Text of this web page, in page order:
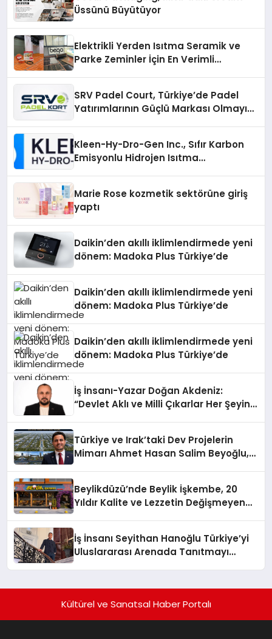
Üssünü Büyütüyor
Elektrikli Yerden Isıtma Seramik ve
Parke Zeminler İçin En Verimli
SRV Padel Court, Türkiye’de Padel
Yatırımlarının Güçlü Markası Olmayı
Kleen-Hy-Dro-Gen Inc., Sıfır Karbon
Emisyonlu Hidrojen Isıtma
Marie Rose kozmetik sektörüne giriş
yaptı
Daikin’den akıllı iklimlendirmede yeni
dönem: Madoka Plus Türkiye’de
Daikin’den akıllı iklimlendirmede yeni
dönem: Madoka Plus Türkiye’de
Daikin’den akıllı iklimlendirmede yeni
dönem: Madoka Plus Türkiye’de
İş İnsanı-Yazar Doğan Akdeniz:
“Devlet Aklı ve Milli Çıkarlar Her Şeyin
Türkiye ve Irak’taki Dev Projelerin
Mimarı Ahmet Hasan Salim Beyoğlu,
Hayata Geçirecek
Beylikdüzü’nde Beylik İşkembe, 20
Yıldır Kalite ve Lezzetin Değişmeyen
İş İnsanı Seyithan Hanoğlu Türkiye’yi
Uluslararası Arenada Tanıtmayı
Kültürel ve Sanatsal Haber Portalı